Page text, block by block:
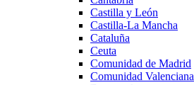
Castilla y León
Castilla-La Mancha
Cataluña
Ceuta
Comunidad de Madrid
Comunidad Valenciana